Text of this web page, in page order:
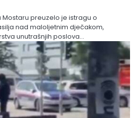
Mostaru preuzelo je istragu o
nad maloljetnim dječakom,
unutrašnjih poslova…